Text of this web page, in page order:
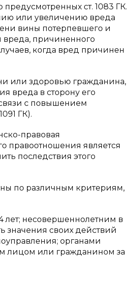
ст. 1083 ГК.
или увеличению вреда
вины потерпевшего и
причиненного
когда вред причинен
или здоровью гражданина,
вреда в сторону его
с повышением
ГК).
правовая
правоотношения является
последствия этого
по различным критериям,
лет; несовершеннолетним в
значения своих действий
органами
лицом или гражданином за